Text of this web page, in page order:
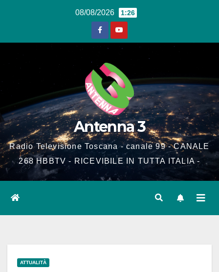
08/08/2026 1:26
Antenna 3
Radio Televisione Toscana - canale 99 - CANALE
268 HBBTV - RICEVIBILE IN TUTTA ITALIA -
ATTUALITÀ